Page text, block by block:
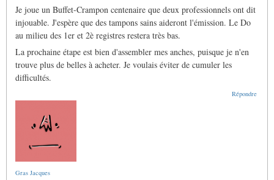
Je joue un Buffet-Crampon centenaire que deux professionnels ont dit
injouable. J'espère que des tampons sains aideront l'émission. Le Do
au milieu des 1er et 2è registres restera très bas.
La prochaine étape est bien d'assembler mes anches, puisque je n'en
trouve plus de belles à acheter. Je voulais éviter de cumuler les
difficultés.
Répondre
Gras Jacques